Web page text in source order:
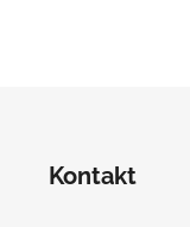
Kontakt